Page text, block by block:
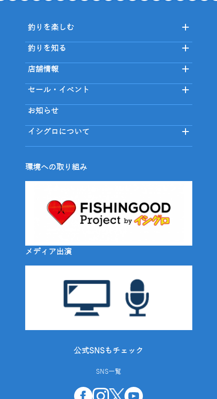
釣りを楽しむ
釣りを知る
店舗情報
セール・イベント
お知らせ
イシグロについて
環境への取り組み
メディア出演
公式SNSもチェック
SNS一覧